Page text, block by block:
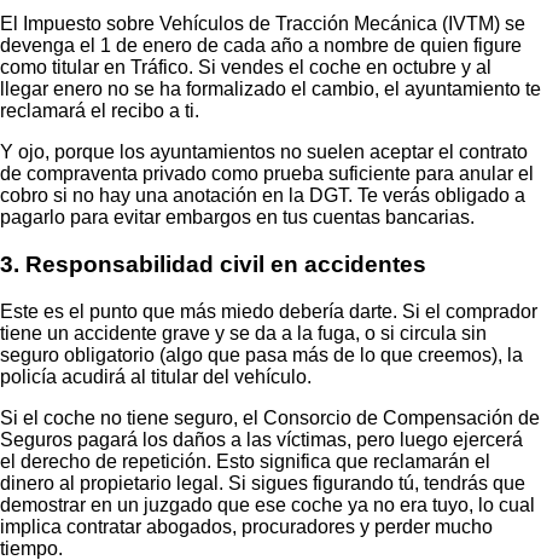
El Impuesto sobre Vehículos de Tracción Mecánica (IVTM) se
devenga el 1 de enero de cada año a nombre de quien figure
como titular en Tráfico. Si vendes el coche en octubre y al
llegar enero no se ha formalizado el cambio, el ayuntamiento te
reclamará el recibo a ti.
Y ojo, porque los ayuntamientos no suelen aceptar el contrato
de compraventa privado como prueba suficiente para anular el
cobro si no hay una anotación en la DGT. Te verás obligado a
pagarlo para evitar embargos en tus cuentas bancarias.
3. Responsabilidad civil en accidentes
Este es el punto que más miedo debería darte. Si el comprador
tiene un accidente grave y se da a la fuga, o si circula sin
seguro obligatorio (algo que pasa más de lo que creemos), la
policía acudirá al titular del vehículo.
Si el coche no tiene seguro, el Consorcio de Compensación de
Seguros pagará los daños a las víctimas, pero luego ejercerá
el derecho de repetición. Esto significa que reclamarán el
dinero al propietario legal. Si sigues figurando tú, tendrás que
demostrar en un juzgado que ese coche ya no era tuyo, lo cual
implica contratar abogados, procuradores y perder mucho
tiempo.